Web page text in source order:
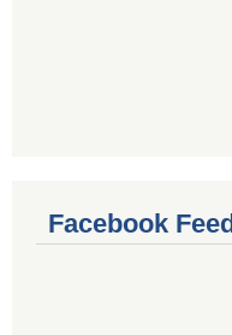
Facebook Feed